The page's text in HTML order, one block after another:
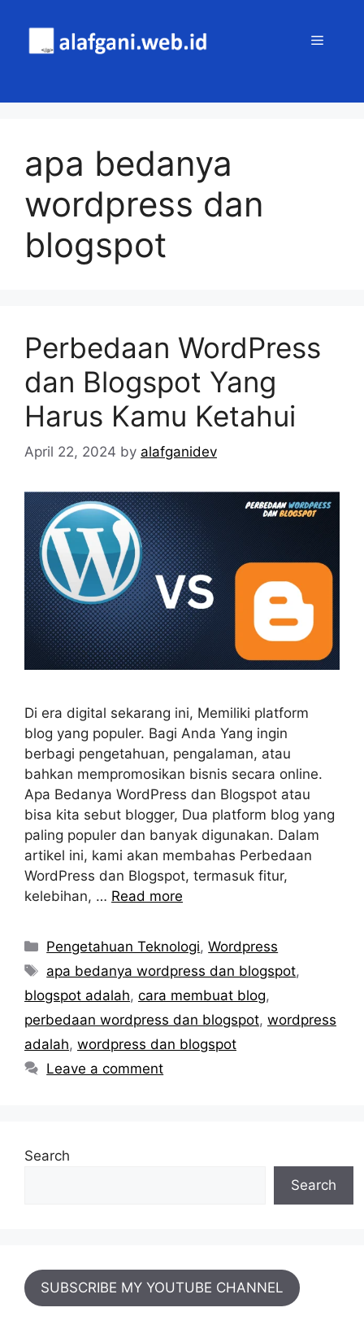
content
MENU
apa bedanya
wordpress dan
blogspot
Perbedaan WordPress
dan Blogspot Yang
Harus Kamu Ketahui
April 22, 2024 by alafganidev
Di era digital sekarang ini, Memiliki platform
blog yang populer. Bagi Anda Yang ingin
berbagi pengetahuan, pengalaman, atau
bahkan mempromosikan bisnis secara online.
Apa Bedanya WordPress dan Blogspot atau
bisa kita sebut blogger, Dua platform blog yang
paling populer dan banyak digunakan. Dalam
artikel ini, kami akan membahas Perbedaan
WordPress dan Blogspot, termasuk fitur,
kelebihan, … Read more
Categories
Pengetahuan Teknologi,Wordpress
Tags
apa bedanya wordpress dan blogspot,
blogspot adalah, cara membuat blog,
perbedaan wordpress dan blogspot, wordpress
adalah, wordpress dan blogspot
Leave a comment
Search
Search
SUBSCRIBE MY YOUTUBE CHANNEL